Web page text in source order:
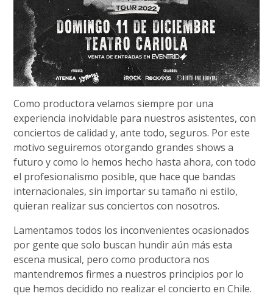
Como productora velamos siempre por una
experiencia inolvidable para nuestros asistentes, con
conciertos de calidad y, ante todo, seguros. Por este
motivo seguiremos otorgando grandes shows a
futuro y como lo hemos hecho hasta ahora, con todo
el profesionalismo posible, que hace que bandas
internacionales, sin importar su tamaño ni estilo,
quieran realizar sus conciertos con nosotros.
Lamentamos todos los inconvenientes ocasionados
por gente que solo buscan hundir aún más esta
escena musical, pero como productora nos
mantendremos firmes a nuestros principios por lo
que hemos decidido no realizar el concierto en Chile.